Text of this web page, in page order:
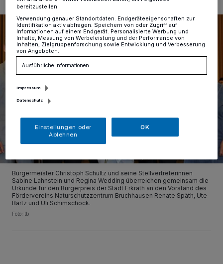
Bürgermeister Christoph Schultz und seine Stellvertreterinnen
Sabine Lahnstein und Regina Wedding überreichen gemeinsam die
Urkunde für den Bürgerpreis der Stadt Erkrath an den Vorstand des
Fördervereins Naturschutzzentrum Bruchhausen Renate Späth, Ute
Bartz und Uli Schimschock.
Foto: tb
bereitzustellen:
Verwendung genauer Standortdaten. Endgeräteeigenschaften zur
Identifikation aktiv abfragen. Speichern von oder Zugriff auf
Informationen auf einem Endgerät. Personalisierte Werbung und
Inhalte, Messung von Werbeleistung und der Performance von
Inhalten, Zielgruppenforschung sowie Entwicklung und Verbesserung
von Angeboten.
Ausführliche Informationen
Impressum
Datenschutz
Einstellungen oder
Ablehnen
OK